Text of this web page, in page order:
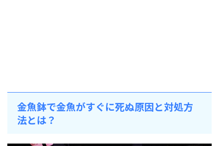
金魚鉢で金魚がすぐに死ぬ原因と対処方
法とは？